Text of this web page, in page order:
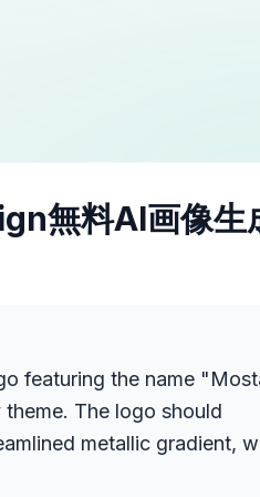
無料AI画像生
featuring the name
The logo should
metallic gradient,
the background,